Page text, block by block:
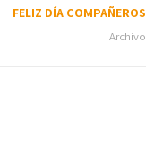
FELIZ DÍA COMPAÑEROS
Archivo